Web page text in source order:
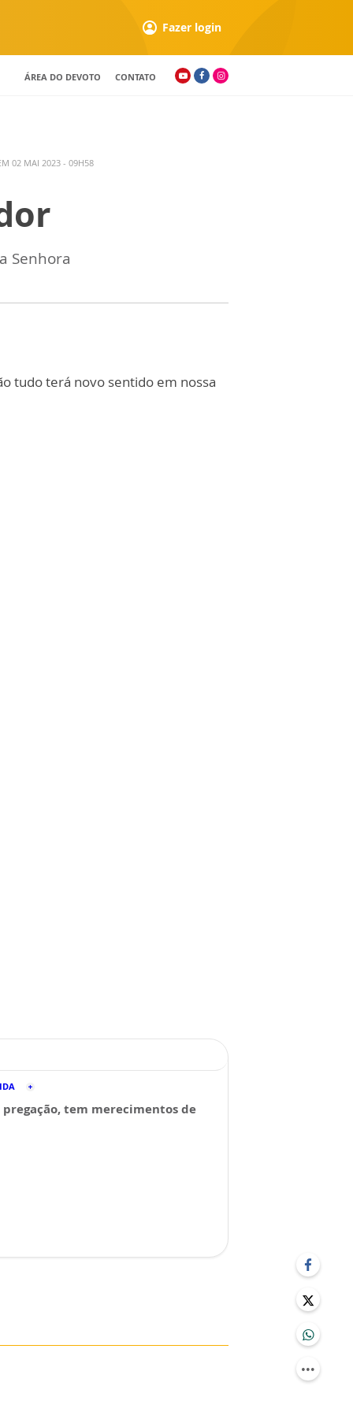
Fazer login
ÁREA DO DEVOTO CONTATO
02 MAI 2023 - 09H58
Senhora
tudo terá novo sentido em nossa
tem merecimentos de